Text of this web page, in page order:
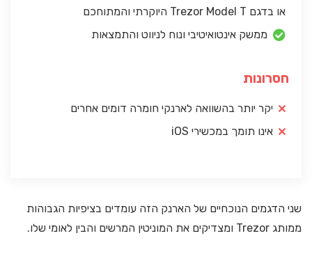
או בדגם Trezor Model T היוקרתי והמתוחכם
ממשק אינטואיטיבי ונוח לניווט והתמצאות
חסרונות
יקר יותר בהשוואה לארנקי חומרה דומים אחרים
אינו תומך במכשירי iOS
שני הדגמים הנוכחיים של הארנק הזה עומדים בציפיות הגבוהות
ממותג Trezor ומצדיקים את המוניטין המרשים והבין לאומי שלו.